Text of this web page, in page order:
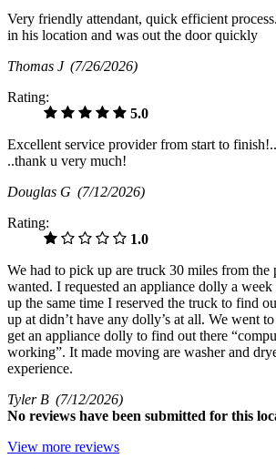
Very friendly attendant, quick efficient
in his location and was out the door quickly
Thomas J (7/26/2026)
Rating:
5.0
Excellent service provider from start to
..thank u very much!
Douglas G (7/12/2026)
Rating:
1.0
We had to pick up are truck 30 miles from the
wanted. I requested an appliance dolly a
up the same time I reserved the truck to find
up at didn’t have any dolly’s at all. We went
get an appliance dolly to find out there
working”. It made moving are washer and
experience.
Tyler B (7/12/2026)
No reviews have been submitted for this
View more reviews